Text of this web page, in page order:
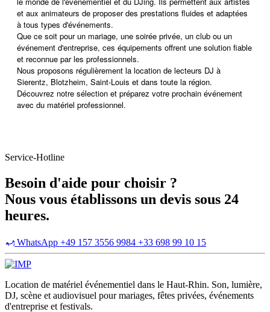
et aux animateurs de proposer des prestations fluides et adaptées
à tous types d'événements.
Que ce soit pour un mariage, une soirée privée, un club ou un
événement d'entreprise, ces équipements offrent une solution fiable
et reconnue par les professionnels.
Nous proposons régulièrement la location de lecteurs DJ à
Sierentz, Blotzheim, Saint-Louis et dans toute la région.
Découvrez notre sélection et préparez votre prochain événement
avec du matériel professionnel.
Service-Hotline
Besoin d'aide pour choisir ?
Nous vous établissons un devis sous 24
heures.
WhatsApp +49 157 3556 9984 +33 698 99 10 15
Location de matériel événementiel dans le Haut-Rhin. Son, lumière,
DJ, scène et audiovisuel pour mariages, fêtes privées, événements
d'entreprise et festivals.